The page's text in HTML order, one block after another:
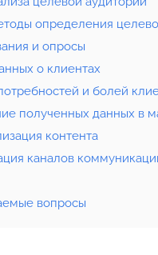
определения
и опросы
о клиентах
и болей
полученных данных в
контента
каналов
вопросы